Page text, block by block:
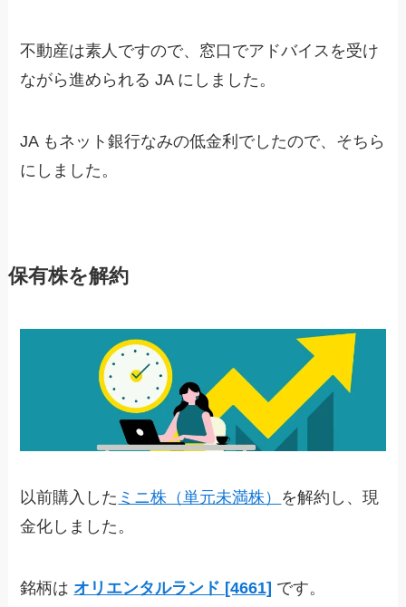
不動産は素人ですので、窓口でアドバイスを受け
ながら進められる JA にしました。
JA もネット銀行なみの低金利でしたので、そちら
にしました。
保有株を解約
以前購入した ミニ株（単元未満株） を解約し、現
金化しました。
銘柄は オリエンタルランド [4661] です。